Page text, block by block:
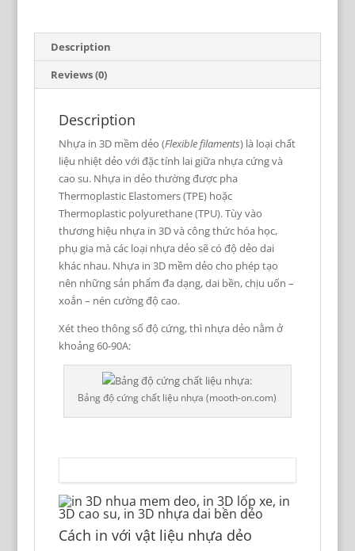
Description
Reviews (0)
Description
Nhựa in 3D mềm dẻo (Flexible filaments) là loại chất
liệu nhiệt dẻo với đặc tính lai giữa nhựa cứng và
cao su. Nhựa in dẻo thường được pha
Thermoplastic Elastomers (TPE) hoặc
Thermoplastic polyurethane (TPU). Tùy vào
thương hiệu nhựa in 3D và công thức hóa học,
phụ gia mà các loại nhựa dẻo sẽ có độ dẻo dai
khác nhau. Nhựa in 3D mềm dẻo cho phép tạo
nên những sản phẩm đa dạng, dai bền, chịu uốn –
xoắn – nén cường độ cao.
Xét theo thông số độ cứng, thì nhựa dẻo nằm ở
khoảng 60-90A:
Bảng độ cứng chất liệu nhựa (mooth-on.com)
Cách in với vật liệu nhựa dẻo